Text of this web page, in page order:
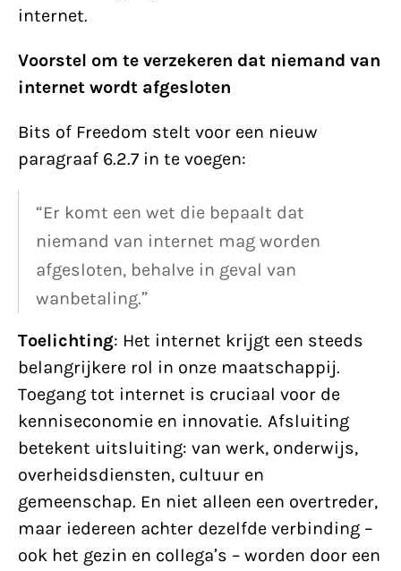
internet.
Voorstel om te verzekeren dat niemand van
internet wordt afgesloten
Bits of Freedom stelt voor een nieuw
paragraaf 6.2.7 in te voegen:
“Er komt een wet die bepaalt dat
niemand van internet mag worden
afgesloten, behalve in geval van
wanbetaling.”
Toelichting: Het internet krijgt een steeds
belangrijkere rol in onze maatschappij.
Toegang tot internet is cruciaal voor de
kenniseconomie en innovatie. Afsluiting
betekent uitsluiting: van werk, onderwijs,
overheidsdiensten, cultuur en
gemeenschap. En niet alleen een overtreder,
maar iedereen achter dezelfde verbinding –
ook het gezin en collega’s – worden door een